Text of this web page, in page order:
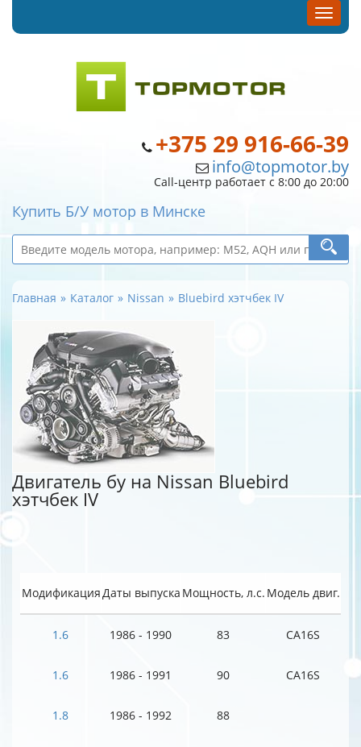
+375 29 916-66-39
info@topmotor.by
Call-центр работает с 8:00 до 20:00
Купить Б/У мотор в Минске
Главная Каталог Nissan Bluebird хэтчбек IV
Двигатель бу на Nissan Bluebird
хэтчбек IV
МодификацияДаты выпуска Мощность, л.с. Модель двиг.
1.6 1986 - 1990 83 CA16S
1.6 1986 - 1991 90 CA16S
1.8 1986 - 1992 88